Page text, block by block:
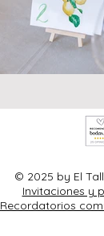
© 2025 by El
Invitaciones y
Recordatorios